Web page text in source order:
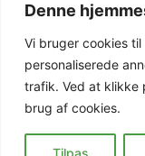
Denne
Vi bruger cookies
personaliserede
trafik. Ved at klikke
brug af cookies.
Tilpas
Facebookgrupper
Borger til Borger
Dit lokale blad
Dit lokale butiksliv
Skødstrup